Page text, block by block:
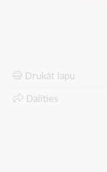
Drukāt lapu
Dalīties